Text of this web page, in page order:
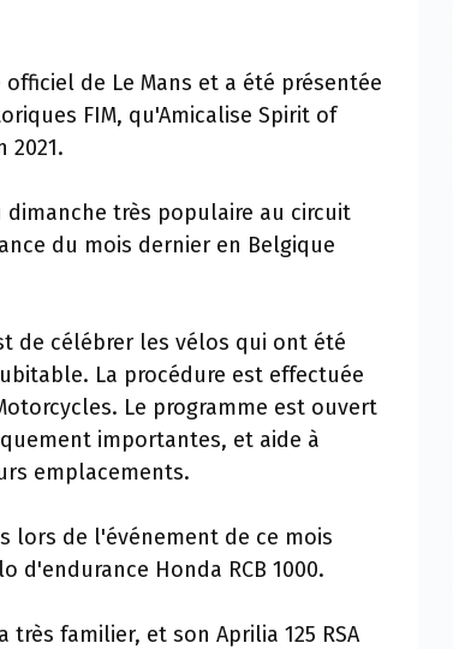
de Le Mans et a été présentée
FIM, qu'Amicalise Spirit of
2021.
dimanche très populaire au circuit
du mois dernier en Belgique
de célébrer les vélos qui ont été
La procédure est effectuée
Le programme est ouvert
importantes, et aide à
emplacements.
lors de l'événement de ce mois
d'endurance Honda RCB 1000.
familier, et son Aprilia 125 RSA